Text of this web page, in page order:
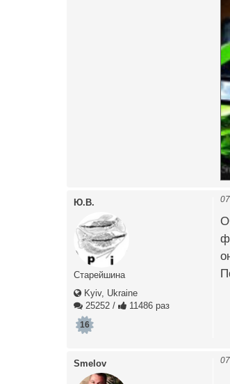
Ю.В.
Старейшина
Kyiv, Ukraine
25252 / 11486 раз
16
Smelov